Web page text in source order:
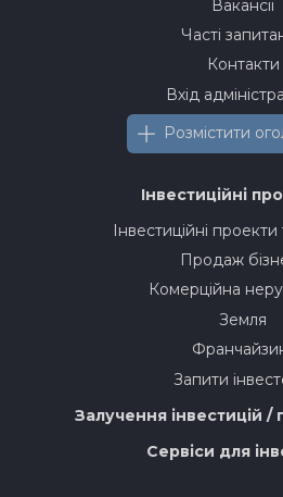
Вакансії
Часті
Контакти
Вхід
Розмістити
Інвестиційні
Інвестиційні
Продаж
Комерційна
Земля
Запити
Залучення інвестицій /
Сервіси для